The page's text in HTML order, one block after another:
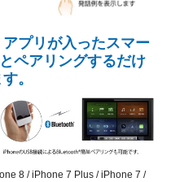
アプリが入ったスマー
ペアリングするだけ
。
8 / iPhone 7 Plus / iPhone 7 /